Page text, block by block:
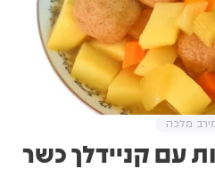
עם קניידלך כשר
מלכה